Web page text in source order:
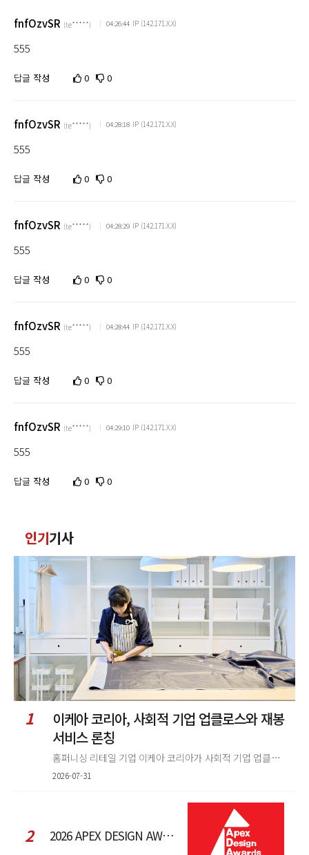
fnfOzvSR (te*****) 04:26:44 IP (142.171.X.X)
555
답글 작성 0 0
fnfOzvSR (te*****) 04:28:18 IP (142.171.X.X)
555
답글 작성 0 0
fnfOzvSR (te*****) 04:28:29 IP (142.171.X.X)
555
답글 작성 0 0
fnfOzvSR (te*****) 04:28:44 IP (142.171.X.X)
555
답글 작성 0 0
fnfOzvSR (te*****) 04:29:10 IP (142.171.X.X)
555
답글 작성 0 0
인기기사
1
이케아 코리아, 사회적 기업 업클로스와 재봉
서비스 론칭
홈퍼니싱 리테일 기업 이케아 코리아가 사회적 기업 업클로스(Upcloth)와 협력해 재봉 서비스를 선보인다. 이번 협업은 이케
2026-07-31
2 2026 APEX DESIGN AWARDS